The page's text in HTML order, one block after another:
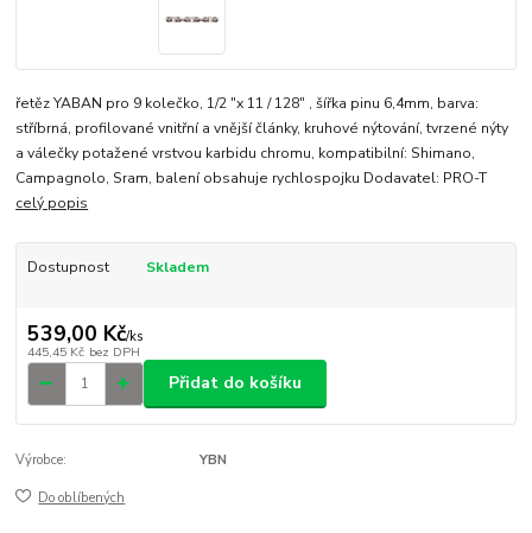
řetěz YABAN pro 9 kolečko, 1/2 "x 11 / 128" , šířka pinu 6,4mm, barva:
stříbrná, profilované vnitřní a vnější články, kruhové nýtování, tvrzené nýty
a válečky potažené vrstvou karbidu chromu, kompatibilní: Shimano,
Campagnolo, Sram, balení obsahuje rychlospojku Dodavatel: PRO-T
celý popis
Dostupnost Skladem
539,00 Kč/ks
445,45 Kč bez DPH
Přidat do košíku
Výrobce: YBN
Do oblíbených